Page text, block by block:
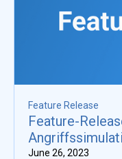
Feature Release
Feature-
June 26, 2023